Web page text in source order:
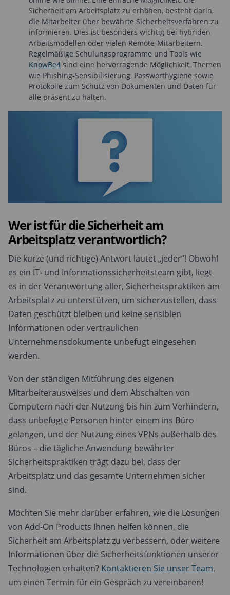
Sicherheit am Arbeitsplatz zu erhöhen, besteht darin,
die Mitarbeiter über bewährte Sicherheitsverfahren zu
informieren. Dies ist besonders wichtig bei hybriden
Arbeitsmodellen oder vielen Remote-Mitarbeitern.
Regelmäßige Schulungsprogramme und Tools wie
KnowBe4 sind eine hervorragende Möglichkeit, Themen
wie Phishing-Sensibilisierung, Passworthygiene sowie
Protokolle zum Schutz von Dokumenten und Daten für
alle präsent zu halten.
Wer ist für die Sicherheit am
Arbeitsplatz verantwortlich?
Die kurze (und richtige) Antwort lautet „jeder“! Obwohl
es ein IT- und Informationssicherheitsteam gibt, liegt
es in der Verantwortung aller, Sicherheitspraktiken am
Arbeitsplatz zu unterstützen, um sicherzustellen, dass
Daten geschützt bleiben und keine sensiblen
Informationen oder vertraulichen
Unternehmensdokumente unbefugt eingesehen
werden.
Von der ständigen Mitführung des eigenen
Mitarbeiterausweises und dem Abschalten von
Computern nach der Nutzung bis hin zum Verhindern,
dass unbefugte Personen hinter einem ins Büro
gelangen, und der Nutzung eines VPNs außerhalb des
Büros – die tägliche Anwendung bewährter
Sicherheitspraktiken trägt dazu bei, dass der
Arbeitsplatz und das gesamte Unternehmen sicher
sind.
Möchten Sie mehr darüber erfahren, wie die Lösungen
von Add-On Products Ihnen helfen können, die
Sicherheit am Arbeitsplatz zu verbessern, oder weitere
Informationen über die Sicherheitsfunktionen unserer
Technologien erhalten? Kontaktieren Sie unser Team,
um einen Termin für ein Gespräch zu vereinbaren!